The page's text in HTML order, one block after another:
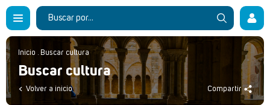
Inicio . Buscar cultura
Buscar cultura
Volver a inicio Compartir